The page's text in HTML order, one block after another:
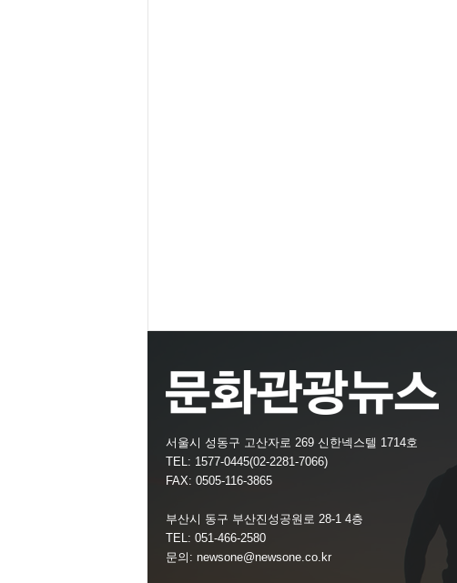
서울시 성동구 고산자로 269 신한넥스텔 1714호
TEL: 1577-0445(02-2281-7066)
FAX: 0505-116-3865
부산시 동구 부산진성공원로 28-1 4층
TEL: 051-466-2580
문의: newsone@newsone.co.kr